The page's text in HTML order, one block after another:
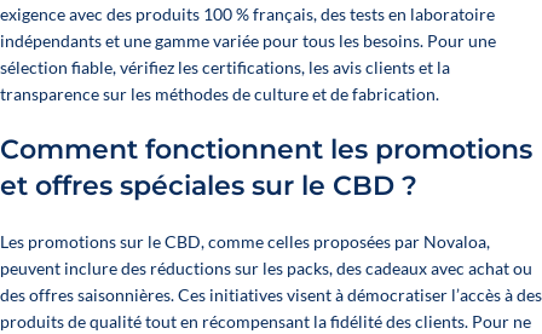
exigence avec des produits 100 % français, des tests en laboratoire
indépendants et une gamme variée pour tous les besoins. Pour une
sélection fiable, vérifiez les certifications, les avis clients et la
transparence sur les méthodes de culture et de fabrication.
Comment fonctionnent les promotions
et offres spéciales sur le CBD ?
Les promotions sur le CBD, comme celles proposées par Novaloa,
peuvent inclure des réductions sur les packs, des cadeaux avec achat ou
des offres saisonnières. Ces initiatives visent à démocratiser l’accès à des
produits de qualité tout en récompensant la fidélité des clients. Pour ne